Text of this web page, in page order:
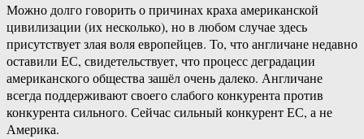
Можно долго говорить о причинах краха американской
цивилизации (их несколько), но в любом случае здесь
присутствует злая воля европейцев. То, что англичане недавно
оставили ЕС, свидетельствует, что процесс деградации
американского общества зашёл очень далеко. Англичане
всегда поддерживают своего слабого конкурента против
конкурента сильного. Сейчас сильный конкурент ЕС, а не
Америка.